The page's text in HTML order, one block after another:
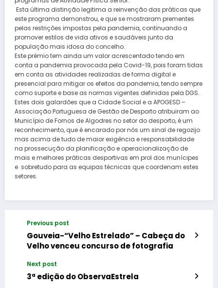
Esta última distinção legitima a reinvenção das práticas que
este programa demonstrou, e que se mostraram prementes
pelas restrições impostas pela pandemia, continuando a
promover estilos de vida ativos e saudáveis junto da
população mais idosa do concelho.
Este prémio tem ainda um valor acrescentado tendo em
conta a pandemia provocada pela Covid-19, pois foram tidas
em conta as atividades realizadas de forma digital e
presencial para mitigar os efeitos da pandemia, tendo sempre
como suporte e base as normas vigentes definidas pela DGS.
Estes dois galardões que a Cidade Social e a APOGESD –
Associação Portuguesa de Gestão de Desporto atribuiram ao
Município de Fornos de Algodres no setor do desporto, é um
reconhecimento, que é encarado por nós um sinal de regozijo
mas acima de tudo de maior exigência e responsabilidade
na prossecução da planificação e operacionalização de
mais e melhores práticas desportivas em prol dos munícipes
e sobretudo para as equipas técnicas que coordenam estes
setores.
Previous post
Gouveia-“Velho Estrelado” – Cabeça do
Velho venceu concurso de fotografia
Next post
3ª edição do ObservaEstrela